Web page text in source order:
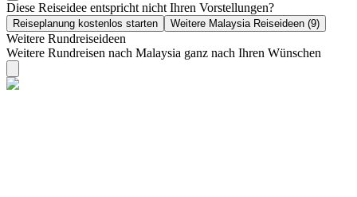
Diese Reiseidee entspricht nicht Ihren Vorstellungen?
Reiseplanung kostenlos starten Weitere Malaysia Reiseideen (9)
Weitere Rundreiseideen
Weitere Rundreisen nach Malaysia ganz nach Ihren Wünschen